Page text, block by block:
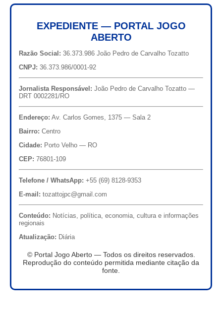
EXPEDIENTE — PORTAL JOGO
ABERTO
Razão Social: 36.373.986 João Pedro de Carvalho Tozatto
CNPJ: 36.373.986/0001-92
Jornalista Responsável: João Pedro de Carvalho Tozatto —
DRT 0002281/RO
Endereço: Av. Carlos Gomes, 1375 — Sala 2
Bairro: Centro
Cidade: Porto Velho — RO
CEP: 76801-109
Telefone / WhatsApp: +55 (69) 8128-9353
E-mail: tozattojpc@gmail.com
Conteúdo: Notícias, política, economia, cultura e informações
regionais
Atualização: Diária
© Portal Jogo Aberto — Todos os direitos reservados.
Reprodução do conteúdo permitida mediante citação da
fonte.